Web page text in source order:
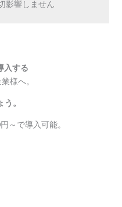
入する
様へ。
。
～で導入可能。